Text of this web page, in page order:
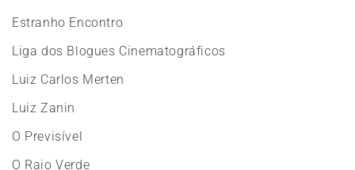
Estranho Encontro
Liga dos Blogues Cinematográficos
Luiz Carlos Merten
Luiz Zanin
O Previsível
O Raio Verde